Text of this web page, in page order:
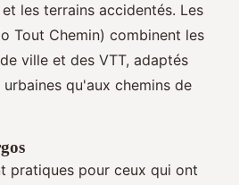
les terrains accidentés. Les
Tout Chemin) combinent les
ville et des VTT, adaptés
qu'aux chemins de
pratiques pour ceux qui ont